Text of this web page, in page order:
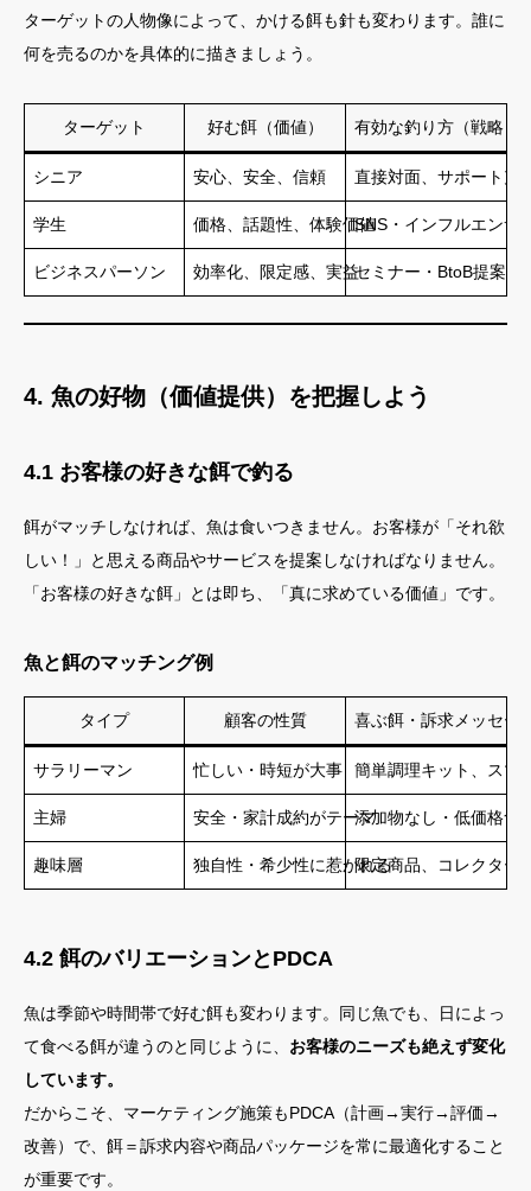
ターゲットの人物像によって、かける餌も針も変わります。誰に
何を売るのかを具体的に描きましょう。
ターゲット 好む餌（価値） 有効な釣り方（戦略）
シニア 安心、安全、信頼 直接対面、サポート充
学生 価格、話題性、体験価値SNS・インフルエンサ
ビジネスパーソン 効率化、限定感、実益セミナー・BtoB提案型
4. 魚の好物（価値提供）を把握しよう
4.1 お客様の好きな餌で釣る
餌がマッチしなければ、魚は食いつきません。お客様が「それ欲
しい！」と思える商品やサービスを提案しなければなりません。
「お客様の好きな餌」とは即ち、「真に求めている価値」です。
魚と餌のマッチング例
タイプ 顧客の性質 喜ぶ餌・訴求メッセー
サラリーマン 忙しい・時短が大事 簡単調理キット、スマ
主婦 安全・家計成約がテーマ添加物なし・低価格食
趣味層 独自性・希少性に惹かれる限定商品、コレクター
4.2 餌のバリエーションとPDCA
魚は季節や時間帯で好む餌も変わります。同じ魚でも、日によっ
て食べる餌が違うのと同じように、 お客様のニーズも絶えず変化
しています。
だからこそ、マーケティング施策もPDCA（計画→実行→評価→
改善）で、餌＝訴求内容や商品パッケージを常に最適化すること
が重要です。